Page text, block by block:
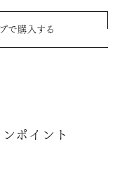
で購入する
ポイント